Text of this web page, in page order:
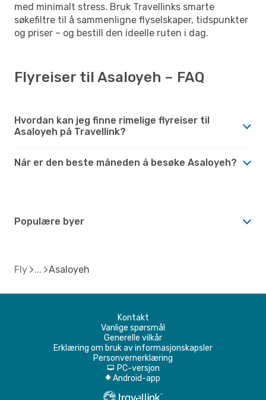
med minimalt stress. Bruk Travellinks smarte
søkefiltre til å sammenligne flyselskaper, tidspunkter
og priser – og bestill den ideelle ruten i dag.
Flyreiser til Asaloyeh – FAQ
Hvordan kan jeg finne rimelige flyreiser til
Asaloyeh på Travellink?
Når er den beste måneden å besøke Asaloyeh?
Populære byer
Fly Asaloyeh
Kontakt
Vanlige spørsmål
Generelle vilkår
Erklæring om bruk av informasjonskapsler
Personvernerklæring
d PC-versjon
A Android-app